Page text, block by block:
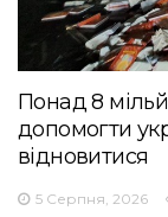
Понад 8
допомогти
відновитися
5 Серпня, 2026